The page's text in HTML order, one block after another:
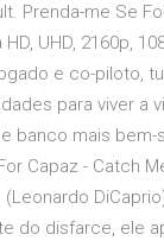
Prenda-me Se
UHD, 2160p,
e co-piloto,
para viver a
banco mais
Capaz - Catch
(Leonardo
do disfarce, ele